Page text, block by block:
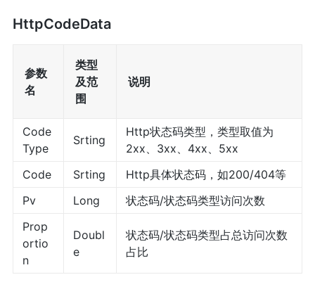
HttpCodeData
参数
名
类型
及范
围
说明
Code
Type
Srting
Http状态码类型，类型取值为
2xx、3xx、4xx、5xx
Code
Srting
Http具体状态码，如200/404等
Pv
Long
状态码/状态码类型访问次数
Prop
ortio
n
Doubl
e
状态码/状态码类型占总访问次数
占比